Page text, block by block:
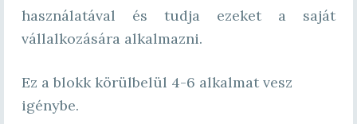
használatával és tudja ezeket a saját
vállalkozására alkalmazni.
Ez a blokk körülbelül 4-6 alkalmat vesz
igénybe.